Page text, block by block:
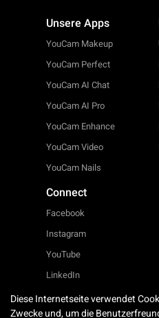
Unsere Apps
YouCam Makeup
YouCam Perfect
YouCam AI Chat
YouCam AI Pro
YouCam Enhance
YouCam Video
YouCam Nails
Connect
Facebook
Instagram
YouTube
LinkedIn
Twitter
Diese Internetseite verwendet
Zwecke und, um die